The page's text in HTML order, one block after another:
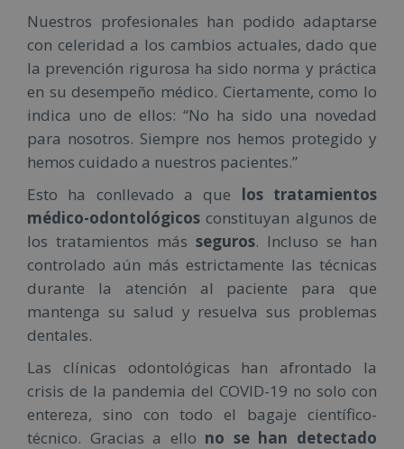
Nuestros profesionales han podido adaptarse
con celeridad a los cambios actuales, dado que
la prevención rigurosa ha sido norma y práctica
en su desempeño médico. Ciertamente, como lo
indica uno de ellos: “No ha sido una novedad
para nosotros. Siempre nos hemos protegido y
hemos cuidado a nuestros pacientes.”
Esto ha conllevado a que los tratamientos
médico-odontológicos constituyan algunos de
los tratamientos más seguros. Incluso se han
controlado aún más estrictamente las técnicas
durante la atención al paciente para que
mantenga su salud y resuelva sus problemas
dentales.
Las clínicas odontológicas han afrontado la
crisis de la pandemia del COVID-19 no solo con
entereza, sino con todo el bagaje científico-
técnico. Gracias a ello no se han detectado